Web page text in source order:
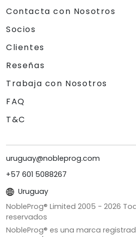
Contacta con Nosotros
Socios
Clientes
Reseñas
Trabaja con Nosotros
FAQ
T&C
uruguay@nobleprog.com
+57 601 5088267
Uruguay
NobleProg® Limited 2005 - 2026
reservados
NobleProg® es una marca